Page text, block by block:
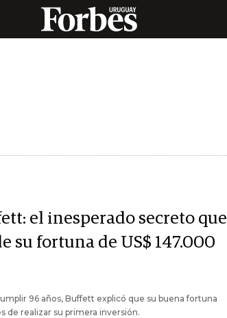
el inesperado secreto que
su fortuna de US$ 147.000
96 años, Buffett explicó que su buena fortuna
de realizar su primera inversión.